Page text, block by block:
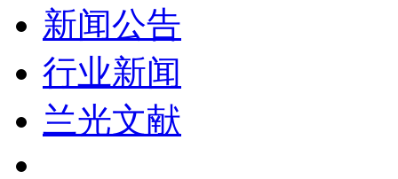
新闻公告
行业新闻
兰光文献